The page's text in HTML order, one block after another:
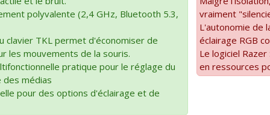
polyvalente (2,4 GHz, Bluetooth 5.3,
clavier TKL permet d'économiser de
les mouvements de la souris.
pratique pour le réglage du
médias
pour des options d'éclairage et de
vraiment
L'autonomie de
éclairage RGB
Le logiciel
en ressources